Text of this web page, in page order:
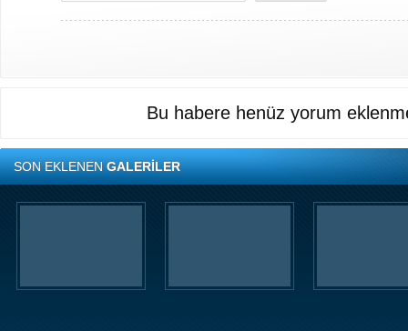
Bu habere henüz yorum
SON EKLENENGALERİLER